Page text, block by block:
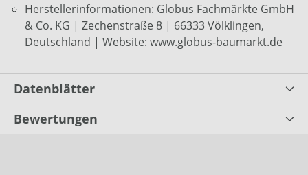
Herstellerinformationen: Globus Fachmärkte GmbH
& Co. KG | Zechenstraße 8 | 66333 Völklingen,
Deutschland | Website: www.globus-baumarkt.de
Datenblätter
Bewertungen